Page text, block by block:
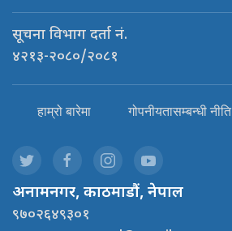
सूचना विभाग दर्ता नं.
४२१३-२०८०/२०८१
हाम्रो बारेमा गोपनीयतासम्बन्धी नीति
अनामनगर, काठमाडौं, नेपाल
९७०२६४९३०१